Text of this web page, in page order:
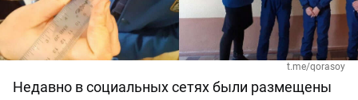
t.me/qorasoy
Недавно в социальных сетях были размещены